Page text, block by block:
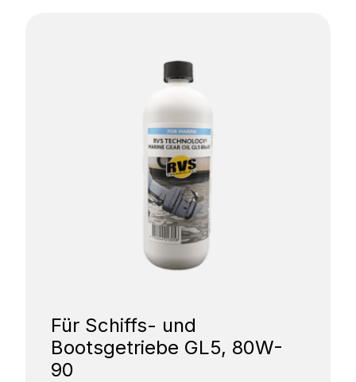
Für Schiffs- und
Bootsgetriebe GL5, 80W-
90